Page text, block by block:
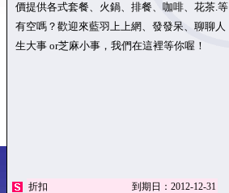
價提供各式套餐、火鍋、排餐、咖啡、花茶.等
有空嗎？歡迎來藍羽上上網、發發呆、聊聊人
生大事 or芝麻小事，我們在這裡等你喔！
折扣
到期日：2012-12-31